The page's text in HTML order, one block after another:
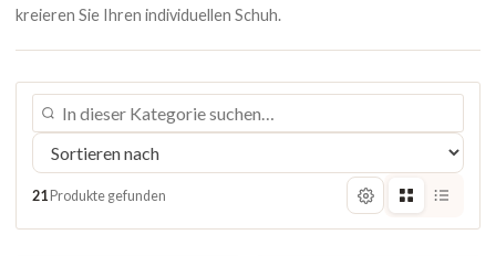
kreieren Sie Ihren individuellen Schuh.
21 Produkte gefunden